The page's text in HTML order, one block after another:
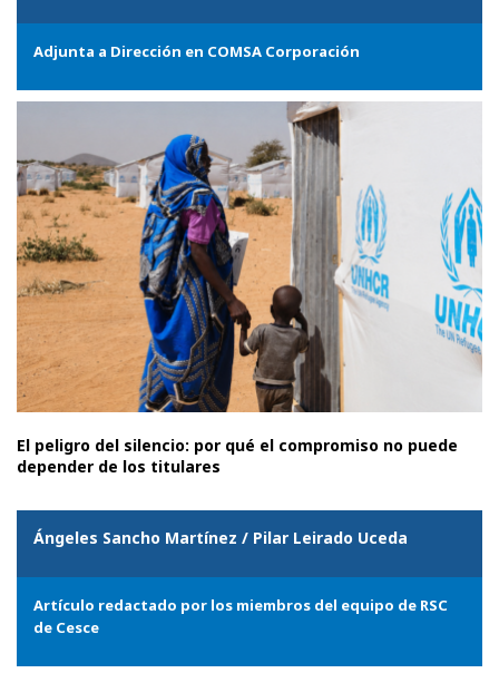
Adjunta a Dirección en COMSA Corporación
El peligro del silencio: por qué el compromiso no puede
depender de los titulares
Ángeles Sancho Martínez / Pilar Leirado Uceda
Artículo redactado por los miembros del equipo de RSC
de Cesce